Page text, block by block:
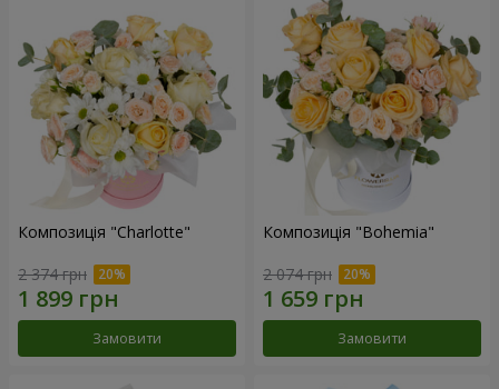
Композиція "Charlotte"
2 374 грн
Замовити
Композиція "Bohemia"
2 074 грн
Замовити